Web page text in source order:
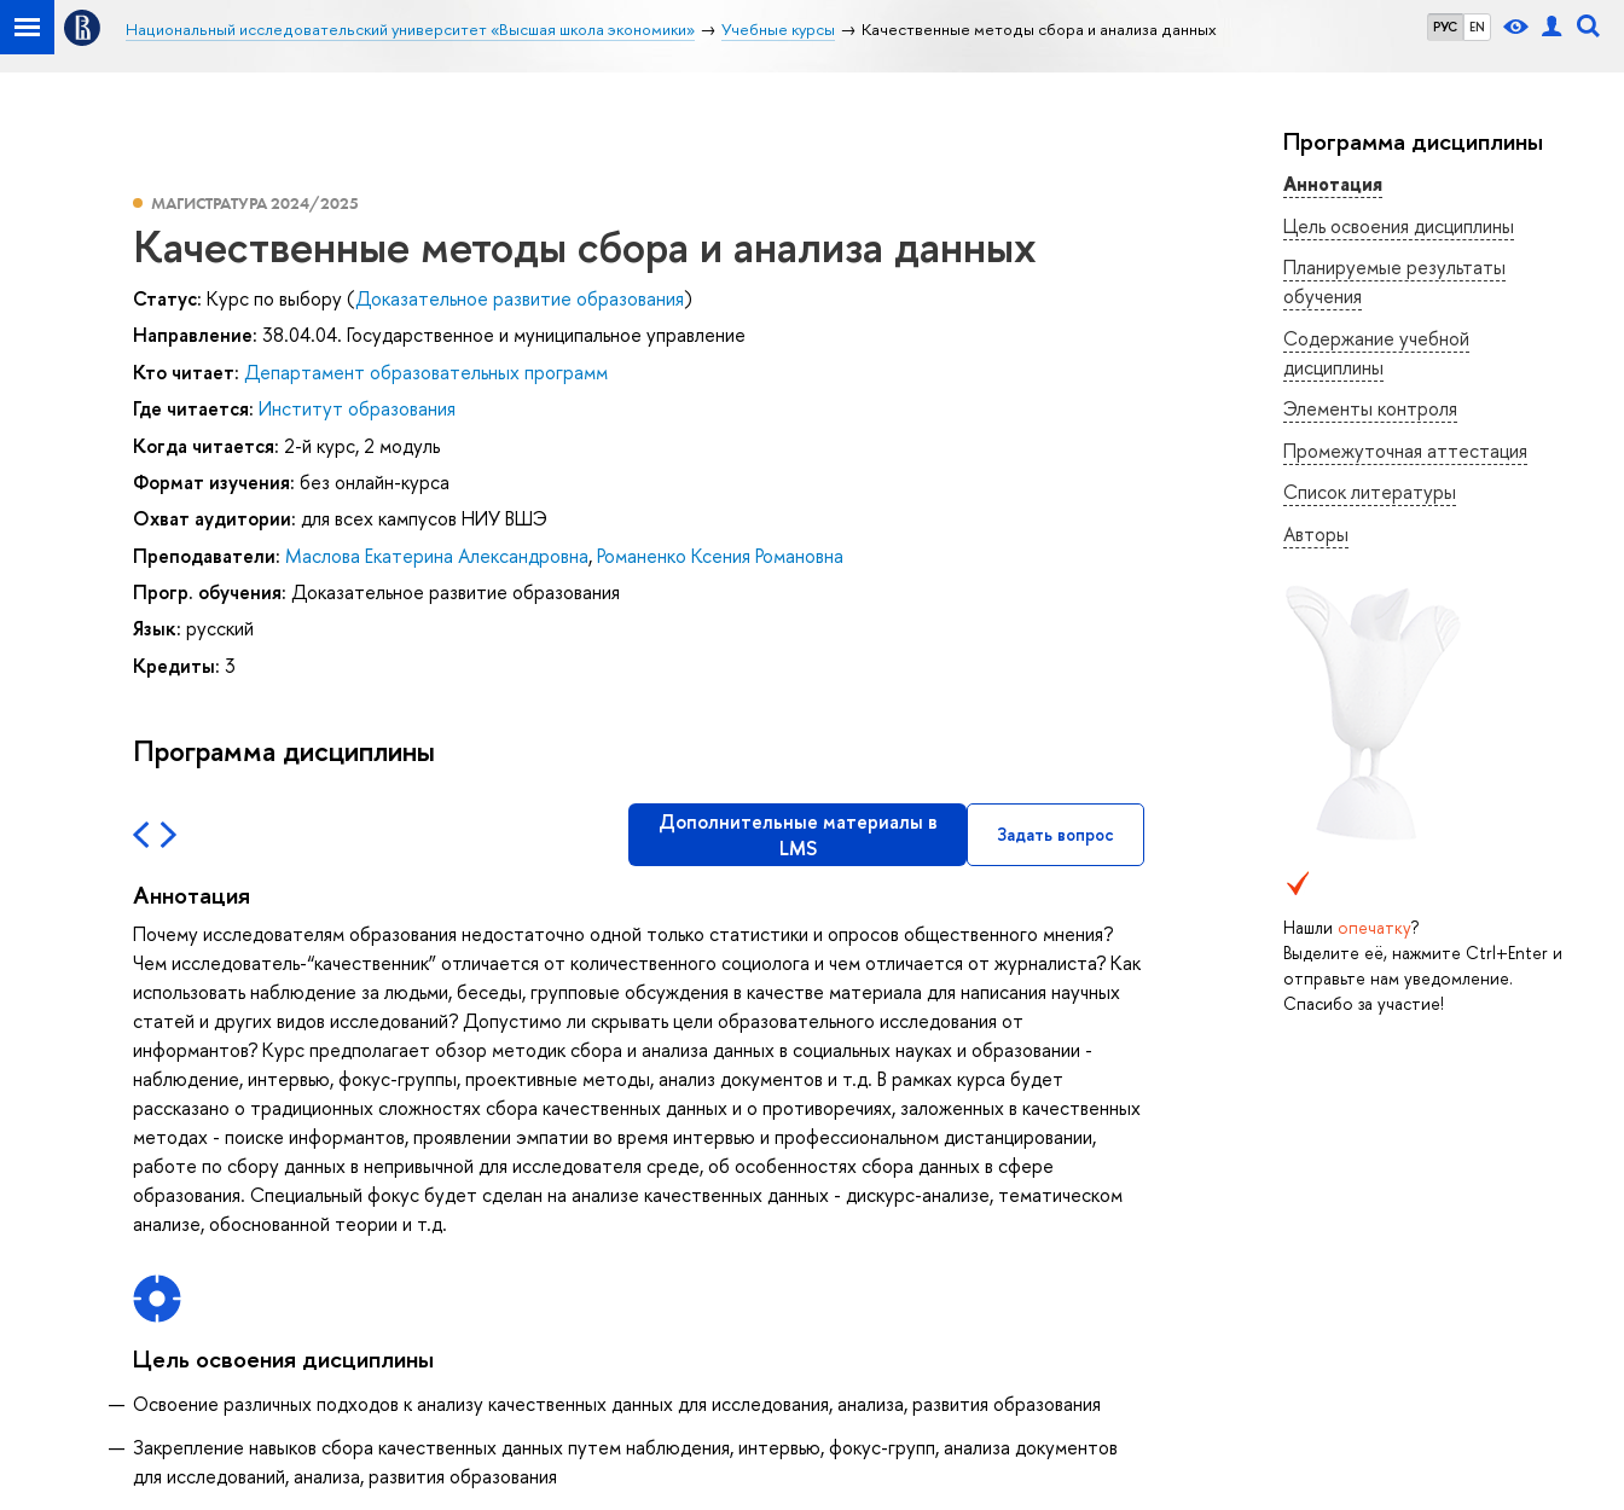
РУС EN
Национальный исследовательский университет «Высшая школа экономики» Учебные курсы Качественные методы сбора и анализа данных
Программа дисциплины
Аннотация
Цель освоения дисциплины
Планируемые результаты
обучения
Содержание учебной
дисциплины
Элементы контроля
Промежуточная аттестация
Список литературы
Авторы
Нашли опечатку?
Выделите её, нажмите Ctrl+Enter и
отправьте нам уведомление.
Спасибо за участие!
МАГИСТРАТУРА 2024/2025
Качественные методы сбора и анализа данных
Статус: Курс по выбору (Доказательное развитие образования)
Направление: 38.04.04. Государственное и муниципальное управление
Кто читает: Департамент образовательных программ
Где читается: Институт образования
Когда читается: 2-й курс, 2 модуль
Формат изучения: без онлайн-курса
Охват аудитории: для всех кампусов НИУ ВШЭ
Преподаватели: Маслова Екатерина Александровна,Романенко Ксения Романовна
Прогр. обучения: Доказательное развитие образования
Язык: русский
Кредиты: 3
Программа дисциплины
Дополнительные материалы в
LMS
Задать вопрос
Аннотация
Почему исследователям образования недостаточно одной только статистики и опросов общественного мнения?
Чем исследователь-“качественник” отличается от количественного социолога и чем отличается от журналиста? Как
использовать наблюдение за людьми, беседы, групповые обсуждения в качестве материала для написания научных
статей и других видов исследований? Допустимо ли скрывать цели образовательного исследования от
информантов? Курс предполагает обзор методик сбора и анализа данных в социальных науках и образовании -
наблюдение, интервью, фокус-группы, проективные методы, анализ документов и т.д. В рамках курса будет
рассказано о традиционных сложностях сбора качественных данных и о противоречиях, заложенных в качественных
методах - поиске информантов, проявлении эмпатии во время интервью и профессиональном дистанцировании,
работе по сбору данных в непривычной для исследователя среде, об особенностях сбора данных в сфере
образования. Специальный фокус будет сделан на анализе качественных данных - дискурс-анализе, тематическом
анализе, обоснованной теории и т.д.
Цель освоения дисциплины
Освоение различных подходов к анализу качественных данных для исследования, анализа, развития образования
Закрепление навыков сбора качественных данных путем наблюдения, интервью, фокус-групп, анализа документов
для исследований, анализа, развития образования